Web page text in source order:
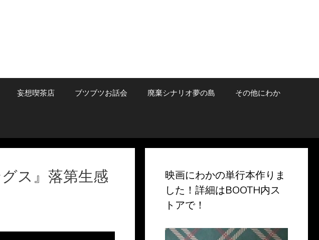
妄想喫茶店 ブツブツお話会 廃棄シナリオ夢の島 その他にわか
ス』落第生感
映画にわかの単行本作りま
した！詳細はBOOTH内ス
トアで！